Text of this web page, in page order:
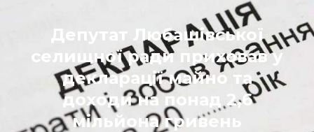
Депутат Любашівської
селищної ради приховав у
декларації майно та
доходи на понад 2,6
мільйона гривень